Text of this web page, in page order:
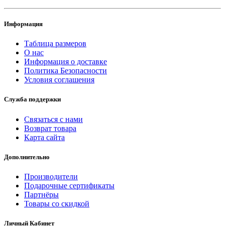
Информация
Таблица размеров
О нас
Информация о доставке
Политика Безопасности
Условия соглашения
Служба поддержки
Связаться с нами
Возврат товара
Карта сайта
Дополнительно
Производители
Подарочные сертификаты
Партнёры
Товары со скидкой
Личный Кабинет